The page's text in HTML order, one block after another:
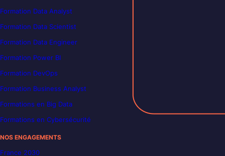
Formation Data Analyst
Formation Data Scientist
Formation Data Engineer
Formation Power BI
Formation DevOps
Formation Business Analyst
Formations en Big Data
Formations en Cybersécurité
NOS ENGAGEMENTS
France 2030